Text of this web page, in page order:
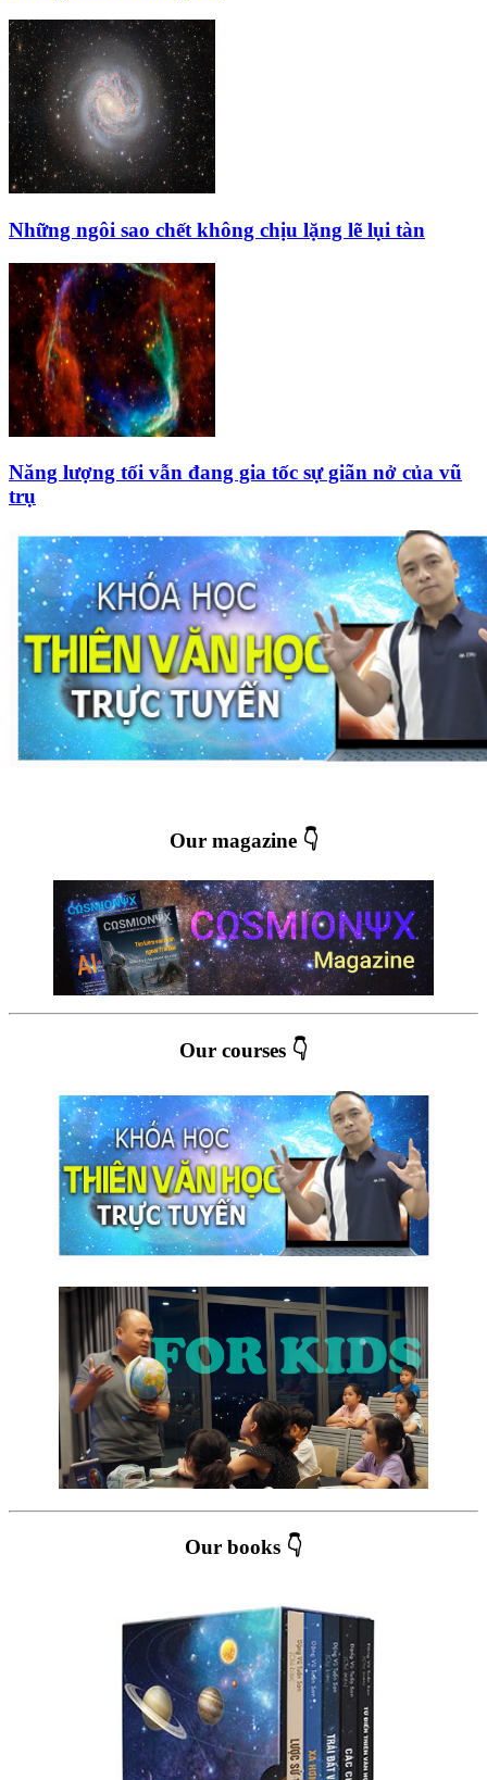
Những ngôi sao chết không chịu lặng lẽ lụi tàn
Năng lượng tối vẫn đang gia tốc sự giãn nở của vũ
trụ
Our magazine 👇
Our courses 👇
Our books 👇